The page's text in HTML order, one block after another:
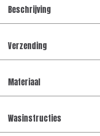
Beschrijving
Verzending
Materiaal
Wasinstructies